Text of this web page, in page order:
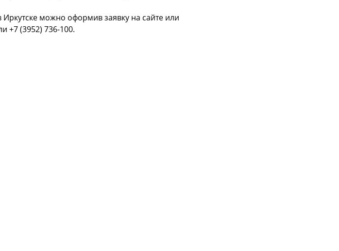
Иркутске можно оформив заявку на сайте или
+7 (3952) 736-100.